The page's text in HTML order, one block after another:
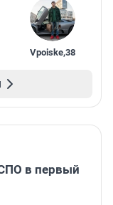
Vpoiske,38
в первый